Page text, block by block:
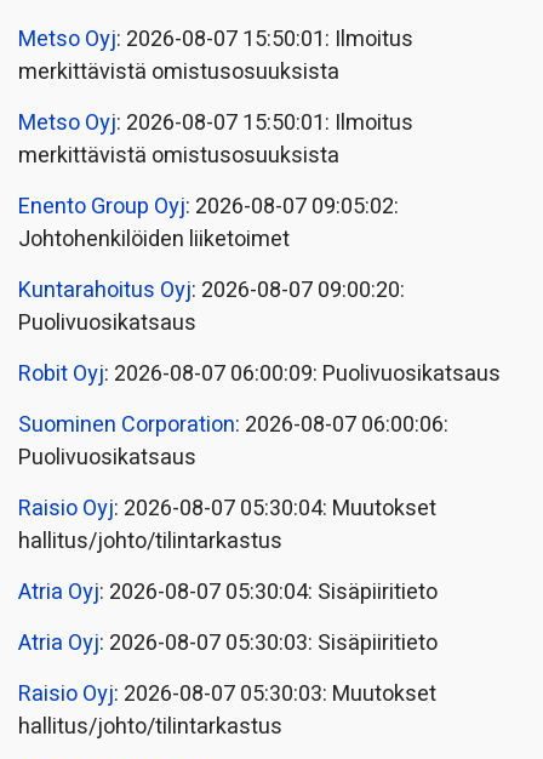
Metso Oyj: 2026-08-07 15:50:01: Ilmoitus
merkittävistä omistusosuuksista
Metso Oyj: 2026-08-07 15:50:01: Ilmoitus
merkittävistä omistusosuuksista
Enento Group Oyj: 2026-08-07 09:05:02:
Johtohenkilöiden liiketoimet
Kuntarahoitus Oyj: 2026-08-07 09:00:20:
Puolivuosikatsaus
Robit Oyj: 2026-08-07 06:00:09: Puolivuosikatsaus
Suominen Corporation: 2026-08-07 06:00:06:
Puolivuosikatsaus
Raisio Oyj: 2026-08-07 05:30:04: Muutokset
hallitus/johto/tilintarkastus
Atria Oyj: 2026-08-07 05:30:04: Sisäpiiritieto
Atria Oyj: 2026-08-07 05:30:03: Sisäpiiritieto
Raisio Oyj: 2026-08-07 05:30:03: Muutokset
hallitus/johto/tilintarkastus